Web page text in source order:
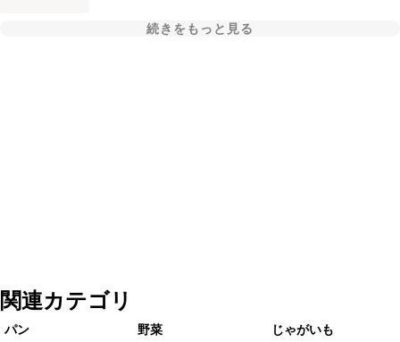
続きをもっと見る
関連カテゴリ
パン 野菜 じゃがいも